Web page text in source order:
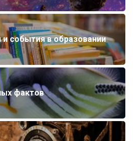
события в образовании
фактов